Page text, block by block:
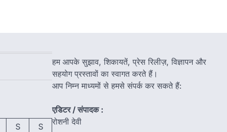
S
S
हम आपके सुझाव, शिकायतें, प्रेस रिलीज़, विज्ञापन और
सहयोग प्रस्तावों का स्वागत करते हैं।
आप निम्न माध्यमों से हमसे संपर्क कर सकते हैं:
एडिटर / संपादक :
रोशनी देवी